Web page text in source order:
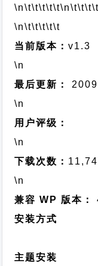
\n\t\t\t\t\t
\n\t\t\t\t\t
当前版本：v1.3
\n
最后更新：
\n
用户评级：
\n
下载次数：
\n
兼容 WP 版本：
安装方式
主题安装